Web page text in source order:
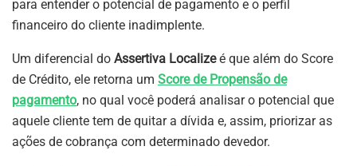
para entender o potencial de pagamento e o perfil
financeiro do cliente inadimplente.
Um diferencial do Assertiva Localizeé que além do Score
de Crédito, ele retorna um Score de Propensão de
pagamento, no qual você poderá analisar o potencial que
aquele cliente tem de quitar a dívida e, assim, priorizar as
ações de cobrança com determinado devedor.